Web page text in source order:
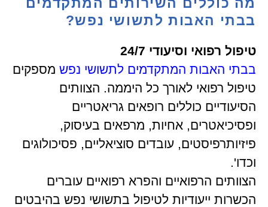
בבתי האבות לתשושי נפש?
טיפול רפואי וסיעודי 24/7
בבתי האבות המתקדמים לתשושי נפש מספקים
טיפול רפואי לאורך כל היממה. הצוותים
הסיעודיים כוללים רופאים גריאטריים
ופסיכיאטרים, אחיות, מרפאים בעיסוק,
פיזיותרפיסטים, עובדים סוציאליים, פסיכולוגים
וכדו'.
הצוותים הרפואיים והפרא רפואיים עוברים
הכשרות ייעודיות לטיפול בתשושי נפש בהיבטים